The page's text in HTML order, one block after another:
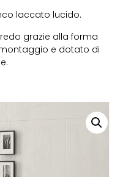
laccato lucido.
grazie alla forma
e dotato di